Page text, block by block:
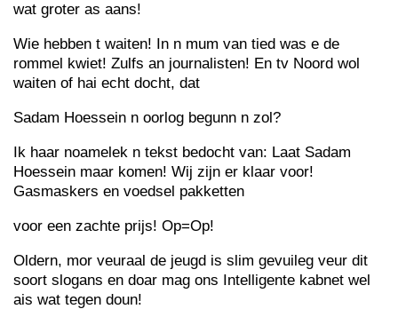
wat groter as aans!
Wie hebben t waiten! In n mum van tied was e de
rommel kwiet! Zulfs an journalisten! En tv Noord wol
waiten of hai echt docht, dat
Sadam Hoessein n oorlog begunn n zol?
Ik haar noamelek n tekst bedocht van: Laat Sadam
Hoessein maar komen! Wij zijn er klaar voor!
Gasmaskers en voedsel pakketten
voor een zachte prijs! Op=Op!
Oldern, mor veuraal de jeugd is slim gevuileg veur dit
soort slogans en doar mag ons Intelligente kabnet wel
ais wat tegen doun!